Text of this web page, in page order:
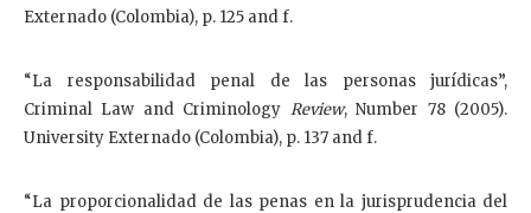
Externado (Colombia), p. 125 and f.
“La responsabilidad penal de las personas jurídicas”,
Criminal Law and Criminology Review, Number 78 (2005).
University Externado (Colombia), p. 137 and f.
“La proporcionalidad de las penas en la jurisprudencia del